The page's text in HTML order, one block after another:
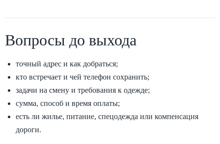
Вопросы до выхода
точный адрес и как добраться;
кто встречает и чей телефон сохранить;
задачи на смену и требования к одежде;
сумма, способ и время оплаты;
есть ли жилье, питание, спецодежда или компенсация
дороги.